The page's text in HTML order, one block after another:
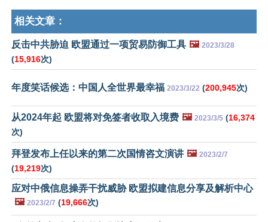
相关文章：
反击中共胁迫 欧盟通过一项贸易防御工具 🖼️ 2023/3/28
(15,916次)
年度笑话候选：中国人全世界最幸福 2023/3/22 (200,945次)
从2024年起 欧盟将对免签者收取入境费 🖼️ 2023/3/5 (16,374
次)
拜登发布上任以来的第二次国情咨文演讲 🖼️ 2023/2/7
(19,219次)
应对中俄信息操弄干扰威胁 欧盟拟建信息分享及解析中心
🖼️ 2023/2/7 (19,666次)